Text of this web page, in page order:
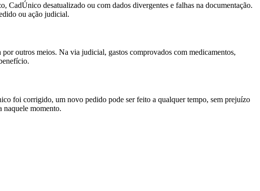
CadÚnico desatualizado ou com dados divergentes e falhas na documentação.
ou ação judicial.
outros meios. Na via judicial, gastos comprovados com medicamentos,
foi corrigido, um novo pedido pode ser feito a qualquer tempo, sem prejuízo
naquele momento.